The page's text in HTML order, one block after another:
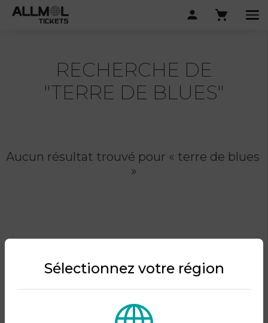
RECHERCHE DE
"TERRE DE BLUES"
Aucun résultat trouvé pour « terre de blues
»
Sélectionnez votre région